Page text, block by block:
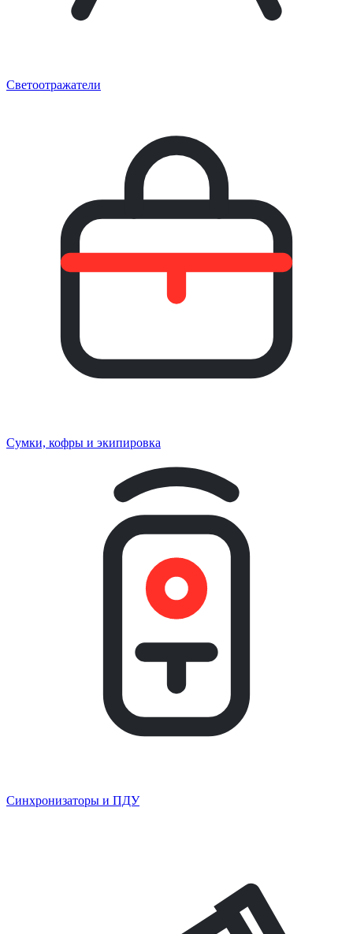
Светоотражатели
Сумки, кофры и экипировка
Синхронизаторы и ПДУ